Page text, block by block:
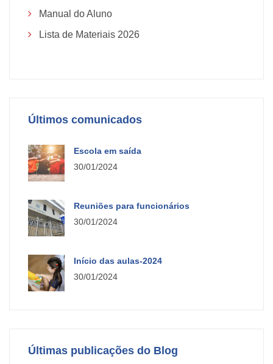
Manual do Aluno
Lista de Materiais 2026
Últimos comunicados
Escola em saída
30/01/2024
Reuniões para funcionários
30/01/2024
Início das aulas-2024
30/01/2024
Últimas publicações do Blog